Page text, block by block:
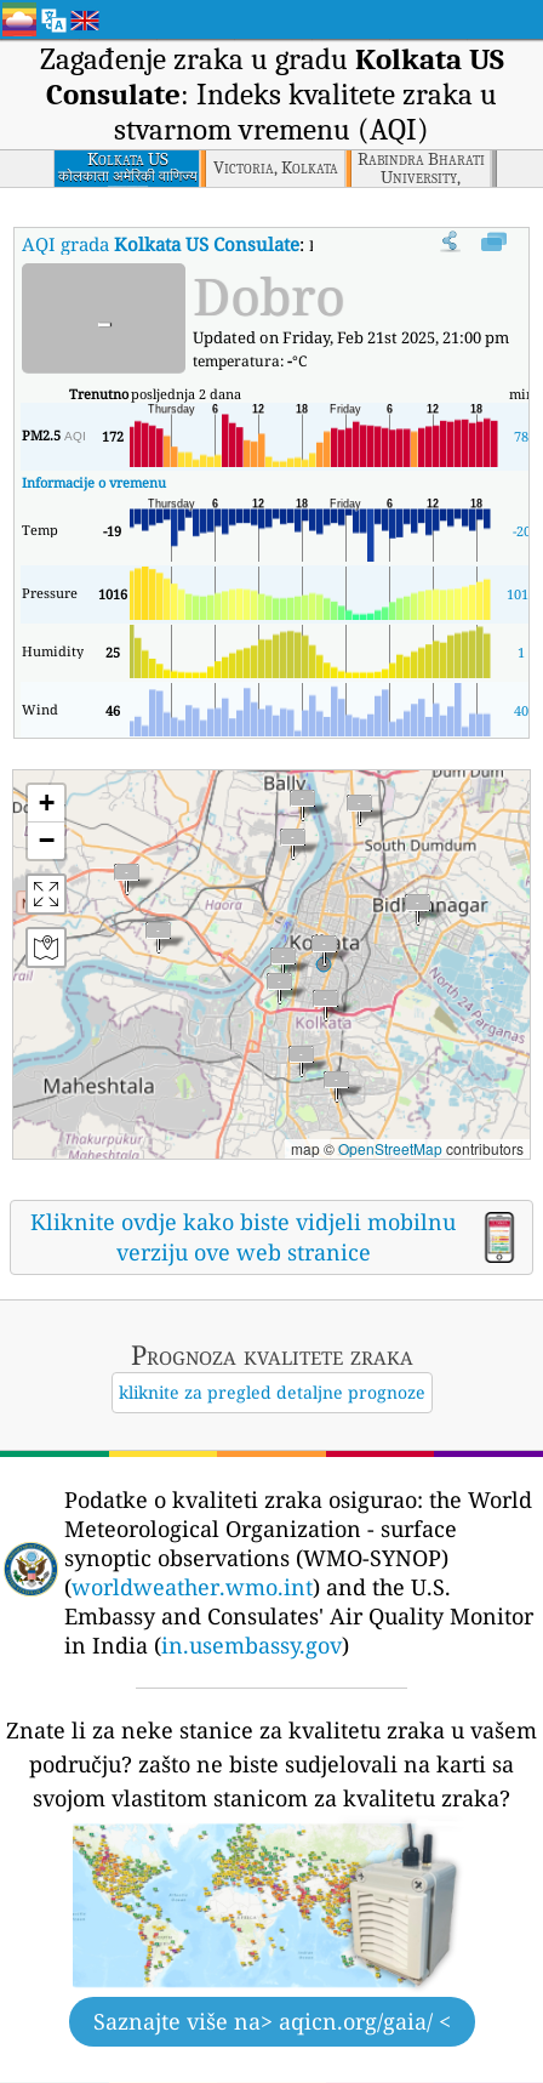
Zagađenje zraka u gradu Kolkata US
Consulate: Indeks kvalitete zraka u
stvarnom vremenu (AQI)
Kolkata US
Consulate
कोलकाता अमेरिकी वाणिज्य
दूतावास
Victoria, Kolkata
Rabindra Bharati
University,
Kolkata
AQI gradaKolkata US Consulate:Kolkata US Consulate Indeks
- Dobro
Updated on Friday, Feb 21st 2025, 21:00 pm
temperatura:-°C
Trenutnoposljednja 2 dana min
PM2.5AQI 172 78
Informacije o vremenu
Temp -19 -20
Pressure 1016 1011
Humidity 25 1
Wind 46 40
+
−
map ©OpenStreetMapcontributors
Kliknite ovdje kako biste vidjeli mobilnu
verziju ove web stranice
Prognoza kvalitete zraka
kliknite za pregled detaljne prognoze
Podatke o kvaliteti zraka osigurao: the World
Meteorological Organization - surface
synoptic observations (WMO-SYNOP)
(worldweather.wmo.int) and the U.S.
Embassy and Consulates' Air Quality Monitor
in India (in.usembassy.gov)
Znate li za neke stanice za kvalitetu zraka u vašem
području? zašto ne biste sudjelovali na karti sa
svojom vlastitom stanicom za kvalitetu zraka?
Saznajte više na> aqicn.org/gaia/ <